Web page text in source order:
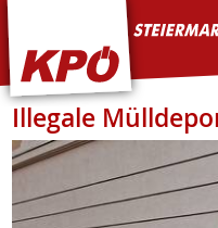
KPÖ Steiermark
Illegale